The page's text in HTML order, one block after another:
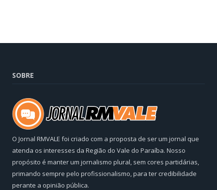
SOBRE
O Jornal RMVALE foi criado com a proposta de ser um jornal que
atenda os interesses da Região do Vale do Paraíba. Nosso
propósito é manter um jornalismo plural, sem cores partidárias,
primando sempre pelo profissionalismo, para ter credibilidade
perante a opinião pública.